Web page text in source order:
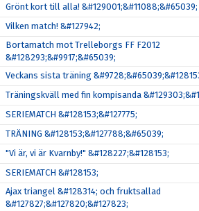
Grönt kort till alla! &#129001;&#11088;&#65039;
Vilken match! &#127942;
Bortamatch mot Trelleborgs FF F2012
&#128293;&#9917;&#65039;
Veckans sista träning
Träningskväll med fin kompisanda
SERIEMATCH &#128153;&#127775;
TRÄNING &#128153;&#127788;&#65039;
"Vi är, vi är Kvarnby!" &#128227;&#128153;
SERIEMATCH &#128153;
Ajax triangel &#128314; och fruktsallad
&#127827;&#127820;&#127823;